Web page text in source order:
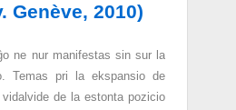
2010)
ne nur manifestas sin sur la
Temas pri la ekspansio de
de la estonta pozicio